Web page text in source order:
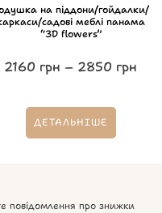
на піддони/гойдалки/
садові меблі панама
“3D flowers”
2160 грн – 2850 грн
ДЕТАЛЬНІШЕ
повідомлення про знижки